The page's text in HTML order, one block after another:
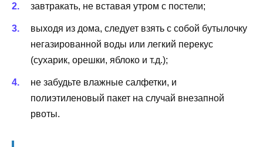
завтракать, не вставая утром с постели;
выходя из дома, следует взять с собой бутылочку
негазированной воды или легкий перекус
(сухарик, орешки, яблоко и т.д.);
не забудьте влажные салфетки, и
полиэтиленовый пакет на случай внезапной
рвоты.